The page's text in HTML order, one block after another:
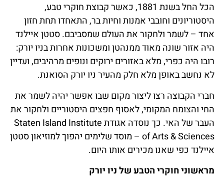
הכל החל בשנת 1881, כאשר קבוצת חוקרי טבע,
היסטוריונים וחובבי אמנות וחיות בר, התאחדו תחת חזון
אחד – לשמר ולחקור את העולם שמסביבם. סטטן איילנד
היה אזור שונה מאוד ממנהטן ומשכונות אחרות בניו יורק:
רובו היה כפרי, מלא באזורים ירוקים ונופים מרהיבים, ועדיין
לא נחשב באופן מלא חלק מהעיר ניו יורק הסואנת.
חברי הקבוצה רצו ליצור מקום שבו אפשר יהיה לשמר את
החי והצומח המקומי, לאסוף חפצים היסטוריים ולחקור את
העבר של האי. כך נוסדה אגודת Staten Island Institute
of Arts & Sciences – מוסד שלימים יהפוך למוזיאון סטטן
איילנד כפי שאנו מכירים אותו היום.
מראשוני חוקרי הטבע של ניו יורק